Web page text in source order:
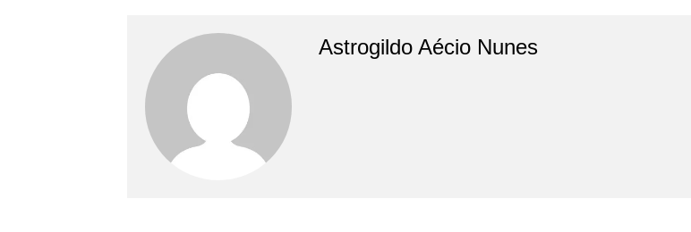
Astrogildo Aécio Nunes